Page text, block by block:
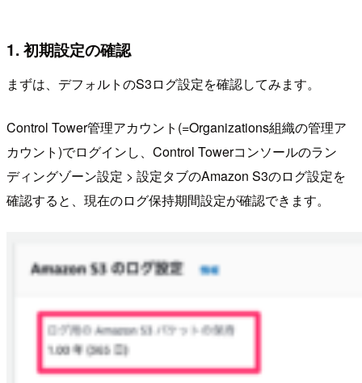
1. 初期設定の確認
まずは、デフォルトのS3ログ設定を確認してみます。
Control Tower管理アカウント(=Organizations組織の管理ア
カウント)でログインし、Control Towerコンソールのラン
ディングゾーン設定 > 設定タブのAmazon S3のログ設定を
確認すると、現在のログ保持期間設定が確認できます。